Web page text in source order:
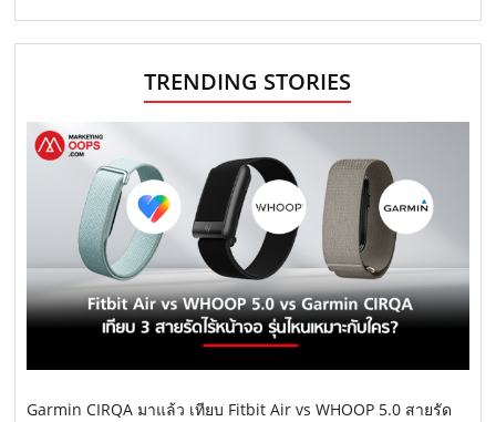
TRENDING STORIES
Garmin CIRQA มาแล้ว เทียบ Fitbit Air vs WHOOP 5.0 สายรัด